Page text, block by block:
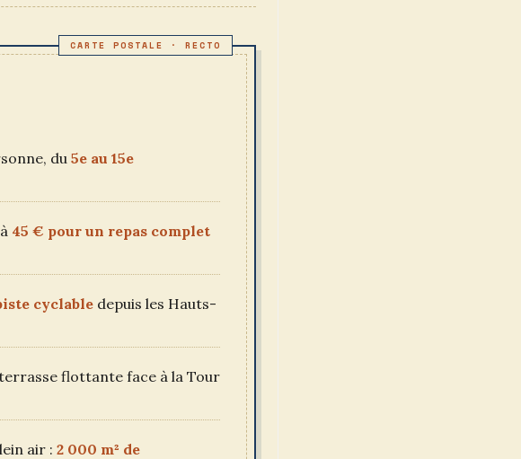
du 5e au 15e
à 45 € pour un repas complet
cyclable depuis les Hauts-
flottante face à la Tour
air : 2 000 m² de